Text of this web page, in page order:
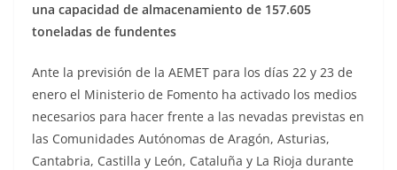
una capacidad de almacenamiento de 157.605
toneladas de fundentes
Ante la previsión de la AEMET para los días 22 y 23 de
enero el Ministerio de Fomento ha activado los medios
necesarios para hacer frente a las nevadas previstas en
las Comunidades Autónomas de Aragón, Asturias,
Cantabria, Castilla y León, Cataluña y La Rioja durante